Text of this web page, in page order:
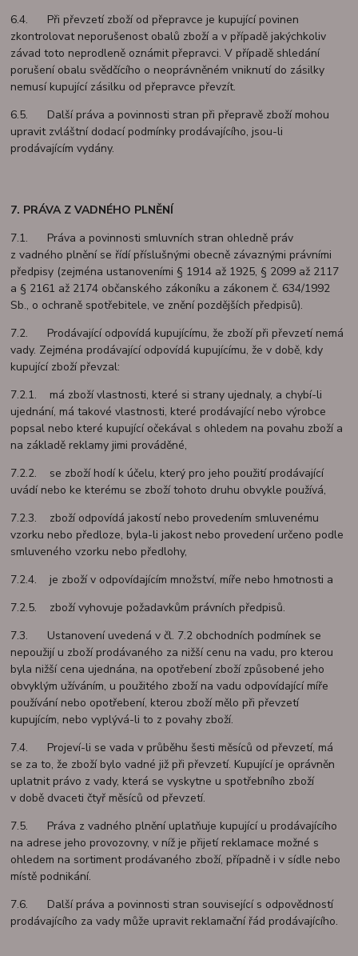
6.4. Při převzetí zboží od přepravce je kupující povinen
zkontrolovat neporušenost obalů zboží a v případě jakýchkoliv
závad toto neprodleně oznámit přepravci. V případě shledání
porušení obalu svědčícího o neoprávněném vniknutí do zásilky
nemusí kupující zásilku od přepravce převzít.
6.5. Další práva a povinnosti stran při přepravě zboží mohou
upravit zvláštní dodací podmínky prodávajícího, jsou-li
prodávajícím vydány.
7. PRÁVA Z VADNÉHO PLNĚNÍ
7.1. Práva a povinnosti smluvních stran ohledně práv
z vadného plnění se řídí příslušnými obecně závaznými právními
předpisy (zejména ustanoveními § 1914 až 1925, § 2099 až 2117
a § 2161 až 2174 občanského zákoníku a zákonem č. 634/1992
Sb., o ochraně spotřebitele, ve znění pozdějších předpisů).
7.2. Prodávající odpovídá kupujícímu, že zboží při převzetí nemá
vady. Zejména prodávající odpovídá kupujícímu, že v době, kdy
kupující zboží převzal:
7.2.1. má zboží vlastnosti, které si strany ujednaly, a chybí-li
ujednání, má takové vlastnosti, které prodávající nebo výrobce
popsal nebo které kupující očekával s ohledem na povahu zboží a
na základě reklamy jimi prováděné,
7.2.2. se zboží hodí k účelu, který pro jeho použití prodávající
uvádí nebo ke kterému se zboží tohoto druhu obvykle používá,
7.2.3. zboží odpovídá jakostí nebo provedením smluvenému
vzorku nebo předloze, byla-li jakost nebo provedení určeno podle
smluveného vzorku nebo předlohy,
7.2.4. je zboží v odpovídajícím množství, míře nebo hmotnosti a
7.2.5. zboží vyhovuje požadavkům právních předpisů.
7.3. Ustanovení uvedená v čl. 7.2 obchodních podmínek se
nepoužijí u zboží prodávaného za nižší cenu na vadu, pro kterou
byla nižší cena ujednána, na opotřebení zboží způsobené jeho
obvyklým užíváním, u použitého zboží na vadu odpovídající míře
používání nebo opotřebení, kterou zboží mělo při převzetí
kupujícím, nebo vyplývá-li to z povahy zboží.
7.4. Projeví-li se vada v průběhu šesti měsíců od převzetí, má
se za to, že zboží bylo vadné již při převzetí. Kupující je oprávněn
uplatnit právo z vady, která se vyskytne u spotřebního zboží
v době dvaceti čtyř měsíců od převzetí.
7.5. Práva z vadného plnění uplatňuje kupující u prodávajícího
na adrese jeho provozovny, v níž je přijetí reklamace možné s
ohledem na sortiment prodávaného zboží, případně i v sídle nebo
místě podnikání.
7.6. Další práva a povinnosti stran související s odpovědností
prodávajícího za vady může upravit reklamační řád prodávajícího.